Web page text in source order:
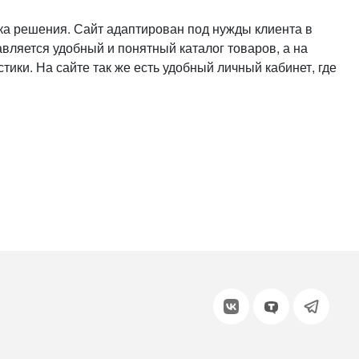
решения. Сайт адаптирован под нужды клиента в
удобный и понятный каталог товаров, а на
На сайте так же есть удобный личный кабинет, где